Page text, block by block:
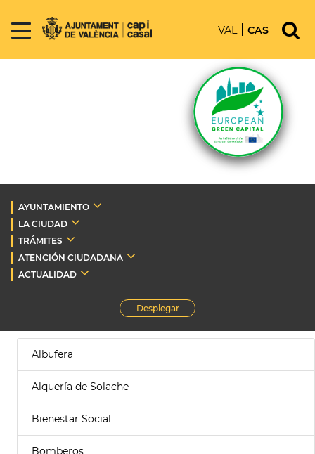
VAL CAS
AYUNTAMIENTO
LA CIUDAD
TRÁMITES
ATENCIÓN CIUDADANA
ACTUALIDAD
Desplegar
Albufera
Alquería de Solache
Bienestar Social
Bomberos